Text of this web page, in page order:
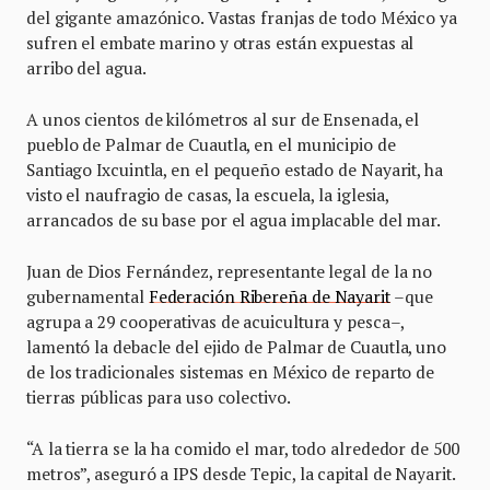
del gigante amazónico. Vastas franjas de todo México ya
sufren el embate marino y otras están expuestas al
arribo del agua.
A unos cientos de kilómetros al sur de Ensenada, el
pueblo de Palmar de Cuautla, en el municipio de
Santiago Ixcuintla, en el pequeño estado de Nayarit, ha
visto el naufragio de casas, la escuela, la iglesia,
arrancados de su base por el agua implacable del mar.
Juan de Dios Fernández, representante legal de la no
gubernamental Federación Ribereña de Nayarit–que
agrupa a 29 cooperativas de acuicultura y pesca–,
lamentó la debacle del ejido de Palmar de Cuautla, uno
de los tradicionales sistemas en México de reparto de
tierras públicas para uso colectivo.
“A la tierra se la ha comido el mar, todo alrededor de 500
metros”, aseguró a IPS desde Tepic, la capital de Nayarit.